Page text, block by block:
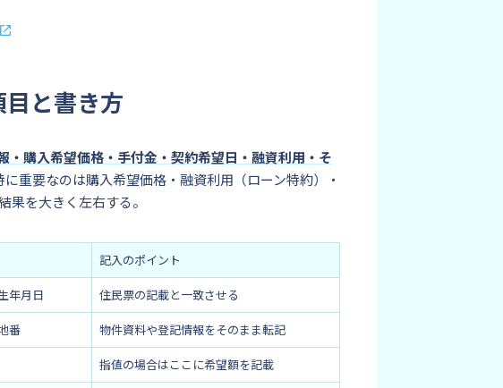
と書き方
・購入希望価格・手付金・契約希望日・融資利用・そ
に重要なのは購入希望価格・融資利用（ローン特約）・
果を大きく左右する。
記入のポイント
年月日 住民票の記載と一致させる
番 物件資料や登記情報をそのまま転記
指値の場合はここに希望額を記載